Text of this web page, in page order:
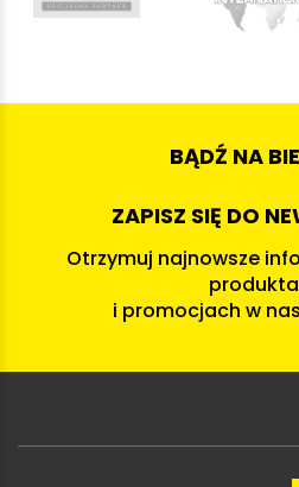
BĄDŹ NA
ZAPISZ SIĘ DO
Otrzymuj najnowsze
i promocjach w